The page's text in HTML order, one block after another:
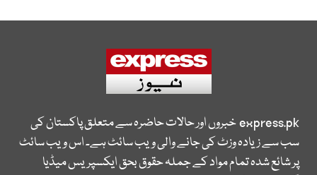
express.pkخبروں اور حالات حاضرہ سے متعلق پاکستان کی
سب سے زیادہ وزٹ کی جانے والی ویب سائٹ ہے۔ اس ویب سائٹ
پر شائع شدہ تمام مواد کے جملہ حقوق بحق ایکسپریس میڈیا